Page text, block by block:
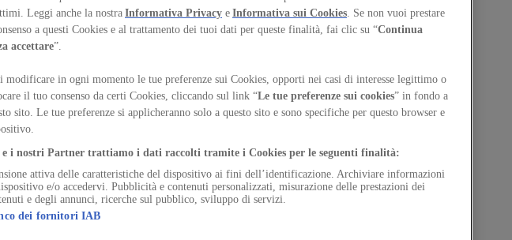
Sitemap Preferenze sui Cookies
| VIA ROBERTO BRACCO, 6, 20159, MILANO - ITALY
1221 2110 154 - REA di Milano 116 978 6
Leggi anche la nostraInformativa Privacy eInformativa sui Cookies. Se non vuoi prestare
a questi Cookies e al trattamento dei tuoi dati per queste finalità, fai clic su “Continua
accettare”.
modificare in ogni momento le tue preferenze sui Cookies, opporti nei casi di interesse legittimo o
il tuo consenso da certi Cookies, cliccando sul link “Le tue preferenze sui cookies” in fondo a
sito. Le tue preferenze si applicheranno solo a questo sito e sono specifiche per questo browser e
e i nostri Partner trattiamo i dati raccolti tramite i Cookies per le seguenti finalità:
attiva delle caratteristiche del dispositivo ai fini dell’identificazione. Archiviare informazioni
e/o accedervi. Pubblicità e contenuti personalizzati, misurazione delle prestazioni dei
e degli annunci, ricerche sul pubblico, sviluppo di servizi.
dei fornitori IAB